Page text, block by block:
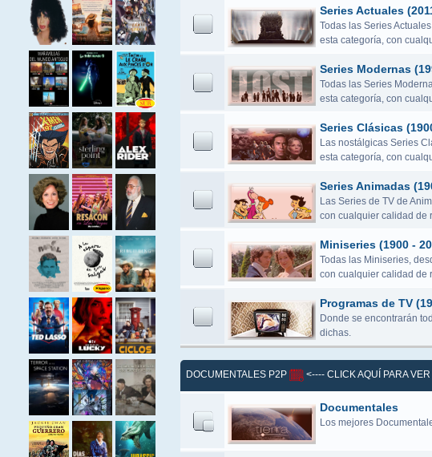
Series Actuales
Todas las Series
esta categoría, con
Series Modernas
Todas las Series
esta categoría, con
Series Clásicas
Las nostálgicas Series
esta categoría, con
Series Animadas
Las Series de TV de
con cualquier calidad de
Miniseries (1900 -
Todas las Miniseries,
con cualquier calidad de
Programas de TV
Donde se encontrarán
dichas.
DOCUMENTALES P2P <---- CLICK AQUÍ PARA
Documentales
Los mejores